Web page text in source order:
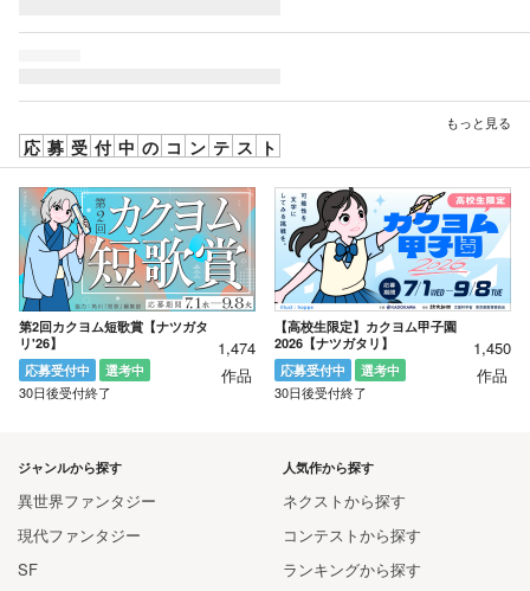
もっと見る
応募受付中のコンテスト
第2回カクヨム短歌賞【ナツガタ
リ'26】
応募受付中
選考中
30日後受付終了
1,474
作品
【高校生限定】カクヨム甲子園
2026【ナツガタリ】
応募受付中
選考中
30日後受付終了
1,450
作品
人気作から探す
ネクストから探す
コンテストから探す
ランキングから探す
ジャンルから探す
異世界ファンタジー
現代ファンタジー
SF